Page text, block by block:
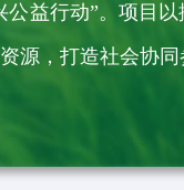
益行动”。项目
源，打造社会协